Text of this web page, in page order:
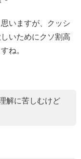
いますが、クッシ
いためにクソ割高
ね。
解に苦しむけど